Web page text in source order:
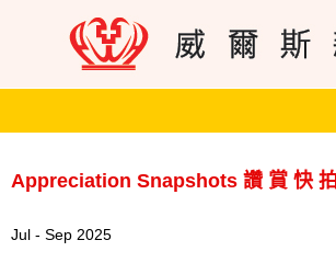
Appreciation Snapshots 讚 賞 快 拍
Jul - Sep 2025